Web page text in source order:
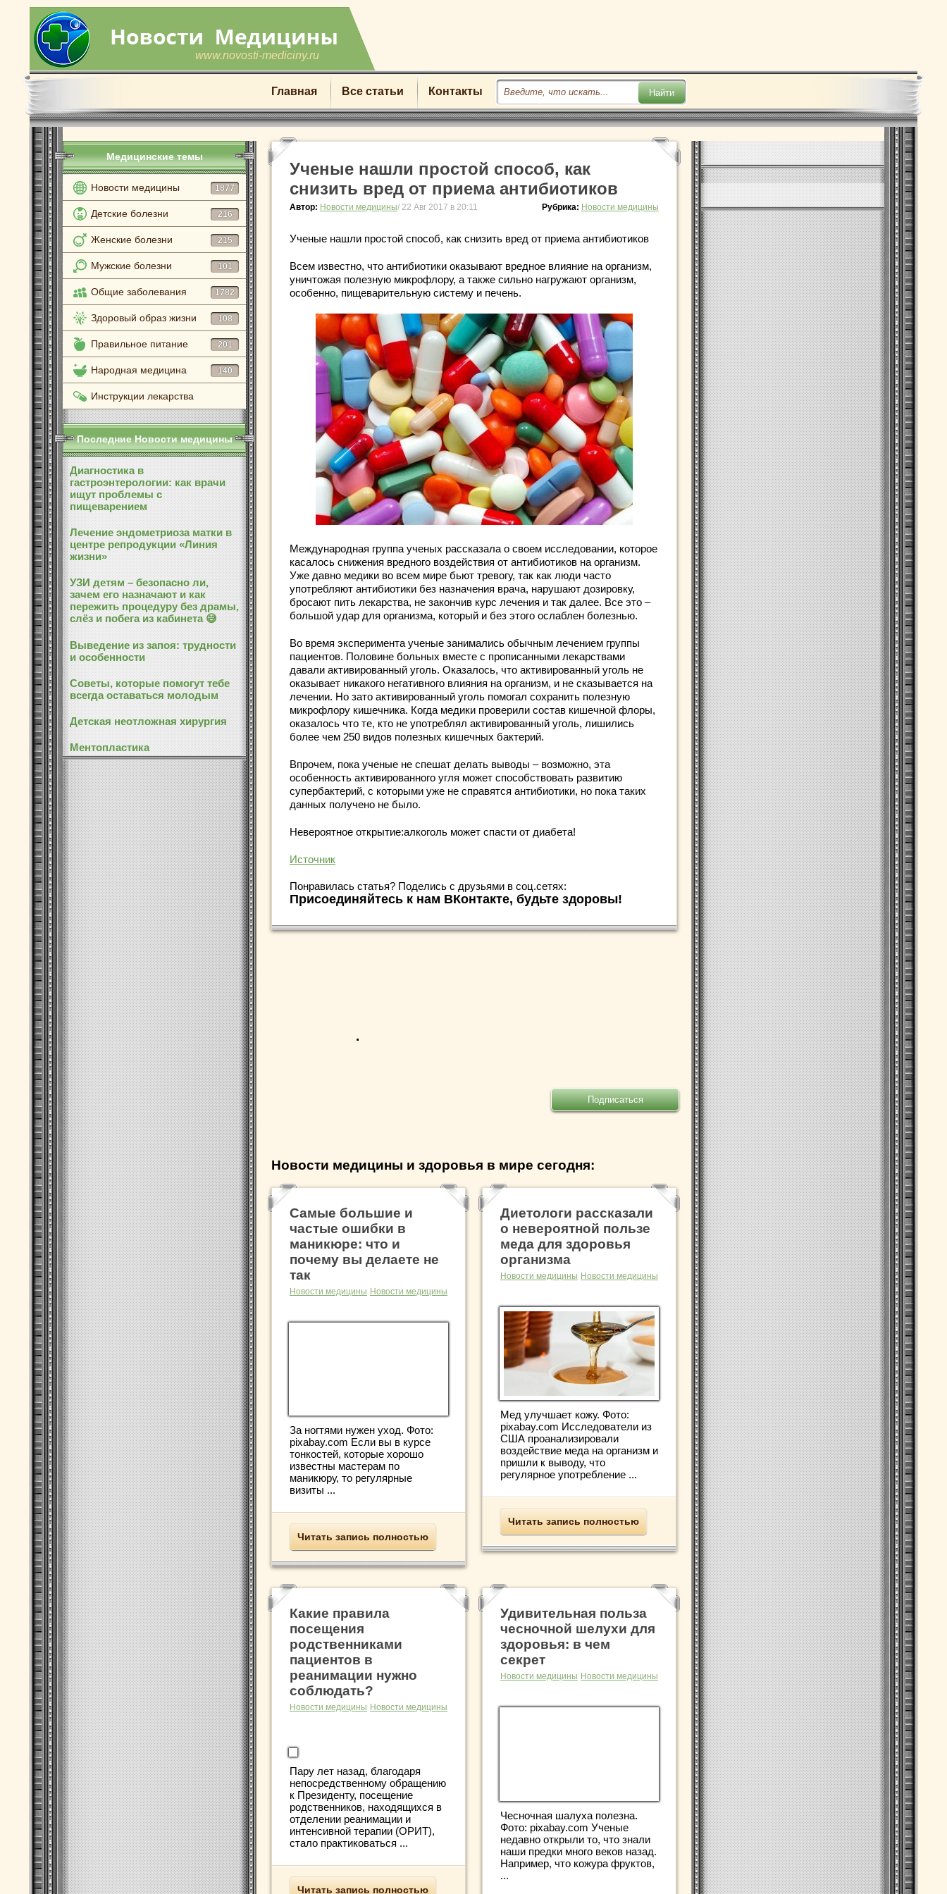
www.novosti-mediciny.ru
Главная Все статьи Контакты
Медицинские темы
Новости медицины 1877
Детские болезни 216
Женские болезни 215
Мужские болезни 101
Общие заболевания 1782
Здоровый образ жизни 108
Правильное питание 201
Народная медицина 140
Инструкции лекарства
Последние Новости медицины
Диагностика в
гастроэнтерологии: как врачи
ищут проблемы с
пищеварением
Лечение эндометриоза матки в
центре репродукции «Линия
жизни»
УЗИ детям – безопасно ли,
зачем его назначают и как
пережить процедуру без драмы,
слёз и побега из кабинета 😅
Выведение из запоя: трудности
и особенности
Советы, которые помогут тебе
всегда оставаться молодым
Детская неотложная хирургия
Ментопластика
Ученые нашли простой способ, как
снизить вред от приема антибиотиков
Автор: Новости медицины/ 22 Авг 2017 в 20:11 Рубрика: Новости медицины
Ученые нашли простой способ, как снизить вред от приема антибиотиков
Всем известно, что антибиотики оказывают вредное влияние на организм,
уничтожая полезную микрофлору, а также сильно нагружают организм,
особенно, пищеварительную систему и печень.
Международная группа ученых рассказала о своем исследовании, которое
касалось снижения вредного воздействия от антибиотиков на организм.
Уже давно медики во всем мире бьют тревогу, так как люди часто
употребляют антибиотики без назначения врача, нарушают дозировку,
бросают пить лекарства, не закончив курс лечения и так далее. Все это –
большой удар для организма, который и без этого ослаблен болезнью.
Во время эксперимента ученые занимались обычным лечением группы
пациентов. Половине больных вместе с прописанными лекарствами
давали активированный уголь. Оказалось, что активированный уголь не
оказывает никакого негативного влияния на организм, и не сказывается на
лечении. Но зато активированный уголь помогал сохранить полезную
микрофлору кишечника. Когда медики проверили состав кишечной флоры,
оказалось что те, кто не употреблял активированный уголь, лишились
более чем 250 видов полезных кишечных бактерий.
Впрочем, пока ученые не спешат делать выводы – возможно, эта
особенность активированного угля может способствовать развитию
супербактерий, с которыми уже не справятся антибиотики, но пока таких
данных получено не было.
Невероятное открытие:алкоголь может спасти от диабета!
Источник
Понравилась статья? Поделись с друзьями в соц.сетях:
Присоединяйтесь к нам ВКонтакте, будьте здоровы!
.
Новости медицины и здоровья в мире сегодня:
Самые большие и
частые ошибки в
маникюре: что и
почему вы делаете не
так
Новости медицины Новости медицины
За ногтями нужен уход. Фото:
pixabay.com Если вы в курсе
тонкостей, которые хорошо
известны мастерам по
маникюру, то регулярные
визиты ...
Читать запись полностью
Диетологи рассказали
о невероятной пользе
меда для здоровья
организма
Новости медицины Новости медицины
Мед улучшает кожу. Фото:
pixabay.com Исследователи из
США проанализировали
воздействие меда на организм и
пришли к выводу, что
регулярное употребление ...
Читать запись полностью
Какие правила
посещения
родственниками
пациентов в
реанимации нужно
соблюдать?
Новости медицины Новости медицины
Пару лет назад, благодаря
непосредственному обращению
к Президенту, посещение
родственников, находящихся в
отделении реанимации и
интенсивной терапии (ОРИТ),
стало практиковаться ...
Читать запись полностью
Удивительная польза
чесночной шелухи для
здоровья: в чем
секрет
Новости медицины Новости медицины
Чесночная шалуха полезна.
Фото: pixabay.com Ученые
недавно открыли то, что знали
наши предки много веков назад.
Например, что кожура фруктов,
...